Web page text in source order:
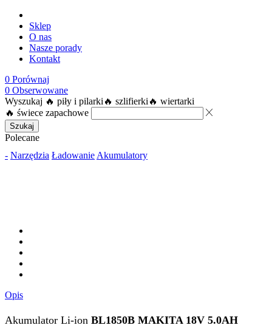
Sklep
O nas
Nasze porady
Kontakt
0 Porównaj
0 Obserwowane
Wyszukaj 🔥 piły i pilarki 🔥 szlifierki 🔥 wiertarki
🔥 świece zapachowe
Szukaj
Polecane
- Narzędzia Ładowanie Akumulatory
Opis
Akumulator Li-ion BL1850B MAKITA 18V 5.0AH